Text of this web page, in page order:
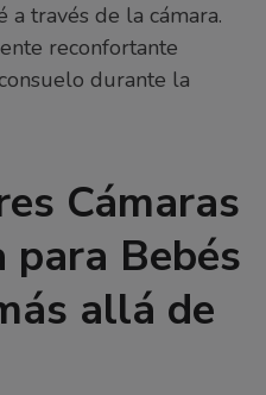
través de la cámara.
reconfortante
durante la
Cámaras
Bebés
allá de